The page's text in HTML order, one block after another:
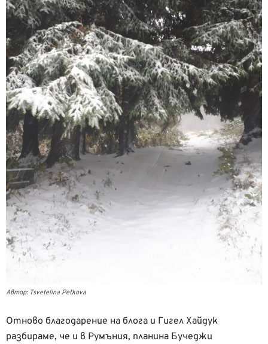
Автор: Tsvetelina Petkova
Отново благодарение на блога и Гигел Хайдук
разбираме, че и в Румъния, планина Бучеджи